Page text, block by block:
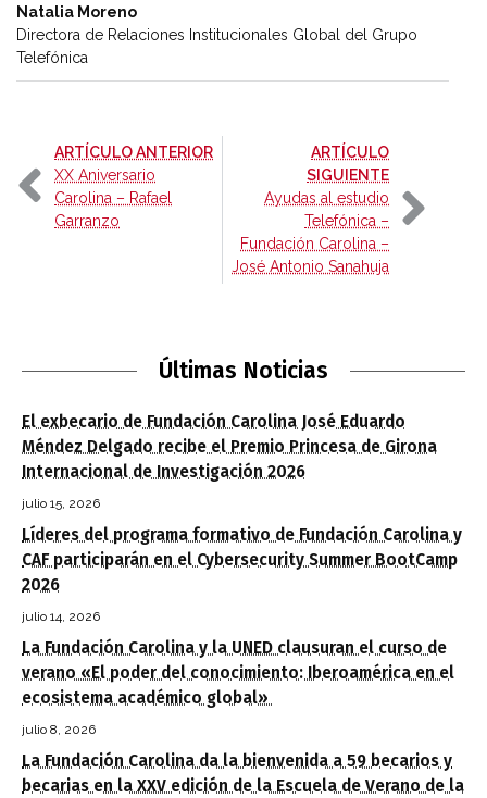
Natalia Moreno
Directora de Relaciones Institucionales Global del Grupo
Telefónica
ARTÍCULO ANTERIOR-
XX Aniversario
Carolina – Rafael
Garranzo
ARTÍCULO
SIGUIENTE-
Ayudas al estudio
Telefónica –
Fundación Carolina –
José Antonio Sanahuja
Últimas Noticias
El exbecario de Fundación Carolina José Eduardo
Méndez Delgado recibe el Premio Princesa de Girona
Internacional de Investigación 2026
julio 15, 2026
Líderes del programa formativo de Fundación Carolina y
CAF participarán en el Cybersecurity Summer BootCamp
2026
julio 14, 2026
La Fundación Carolina y la UNED clausuran el curso de
verano «El poder del conocimiento: Iberoamérica en el
ecosistema académico global»
julio 8, 2026
La Fundación Carolina da la bienvenida a 59 becarios y
becarias en la XXV edición de la Escuela de Verano de la